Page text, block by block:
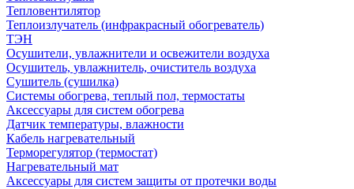
Тепловентилятор
Теплоизлучатель (инфракрасный обогреватель)
ТЭН
Осушители, увлажнители и освежители воздуха
Осушитель, увлажнитель, очиститель воздуха
Сушитель (сушилка)
Системы обогрева, теплый пол, термостаты
Аксессуары для систем обогрева
Датчик температуры, влажности
Кабель нагревательный
Терморегулятор (термостат)
Нагревательный мат
Аксессуары для систем защиты от протечки воды